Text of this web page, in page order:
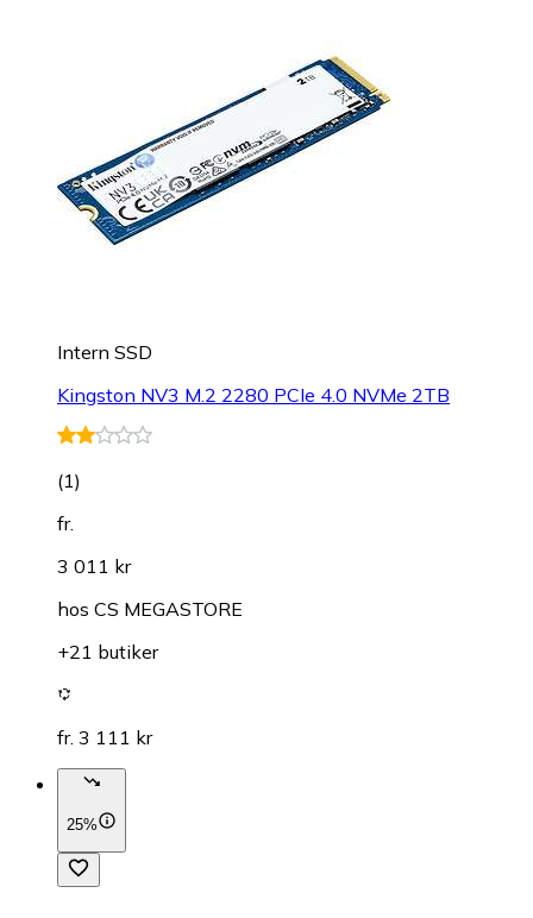
Intern SSD
Kingston NV3 M.2 2280 PCIe 4.0 NVMe 2TB
(1)
fr.
3 011 kr
hos CS MEGASTORE
+21 butiker
fr. 3 111 kr
25%